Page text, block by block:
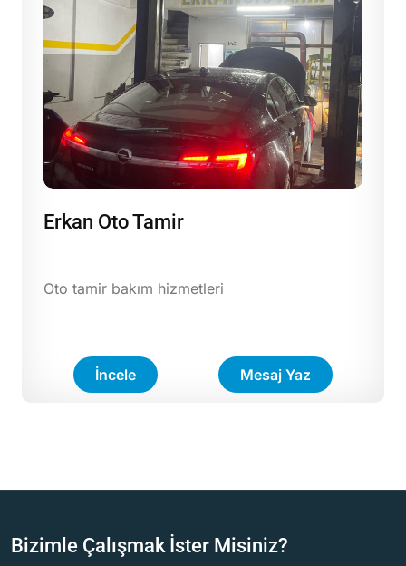
Erkan Oto Tamir
Oto tamir bakım hizmetleri
İncele Mesaj Yaz
Bizimle Çalışmak İster Misiniz?